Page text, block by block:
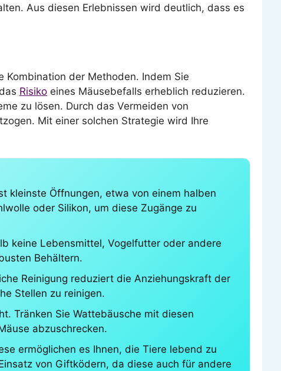
Aus diesen Erlebnissen wird deutlich, dass es
der Methoden. Indem Sie
Risiko eines Mäusebefalls erheblich reduzieren.
zu lösen. Durch das Vermeiden von
Mit einer solchen Strategie wird Ihre
kleinste Öffnungen, etwa von einem halben
oder Silikon, um diese Zugänge zu
keine Lebensmittel, Vogelfutter oder andere
Behältern.
Reinigung reduziert die Anziehungskraft der
Stellen zu reinigen.
Tränken Sie Wattebäusche mit diesen
abzuschrecken.
ermöglichen es Ihnen, die Tiere lebend zu
von Giftködern, da diese auch für andere